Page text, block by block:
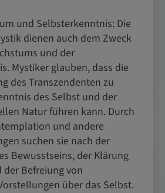
und Selbsterkenntnis: Die
dienen auch dem Zweck
und der
Mystiker glauben, dass die
des Transzendenten zu
des Selbst und der
Natur führen kann. Durch
und andere
suchen sie nach der
Bewusstseins, der Klärung
der Befreiung von
über das Selbst.